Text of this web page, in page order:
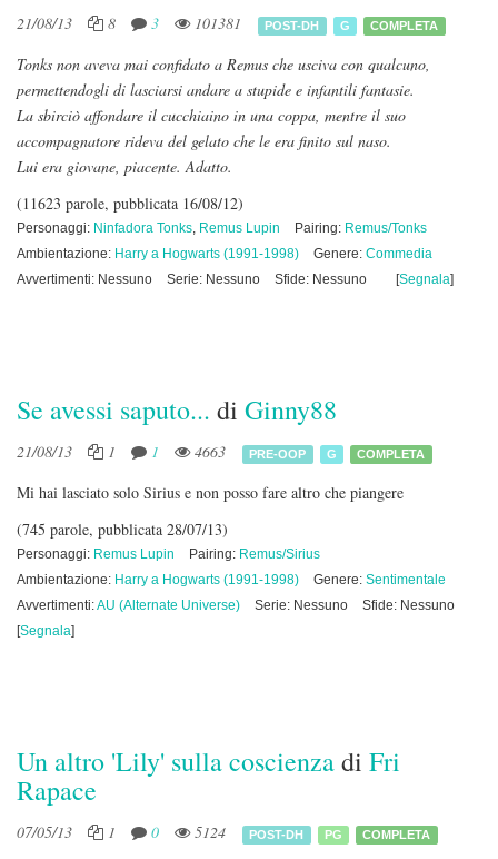
21/08/13 8 3 101381 POST-DH G COMPLETA
Tonks non aveva mai confidato a Remus che usciva con qualcuno,
permettendogli di lasciarsi andare a stupide e infantili fantasie.
La sbirciò affondare il cucchiaino in una coppa, mentre il suo
accompagnatore rideva del gelato che le era finito sul naso.
Lui era giovane, piacente. Adatto.
(11623 parole, pubblicata 16/08/12)
Personaggi: Ninfadora Tonks, Remus Lupin Pairing: Remus/Tonks
Ambientazione: Harry a Hogwarts (1991-1998) Genere: Commedia
Avvertimenti: Nessuno
Serie: Nessuno Sfide: Nessuno [Segnala]
Se avessi saputo... di Ginny88
21/08/13 1 1 4663 PRE-OOP G COMPLETA
Mi hai lasciato solo Sirius e non posso fare altro che piangere
(745 parole, pubblicata 28/07/13)
Personaggi: Remus Lupin Pairing: Remus/Sirius
Ambientazione: Harry a Hogwarts (1991-1998) Genere: Sentimentale
Avvertimenti:AU (Alternate Universe) Serie: Nessuno
Sfide: Nessuno
[Segnala]
Un altro 'Lily' sulla coscienzadi Fri
Rapace
07/05/13 1 0 5124 POST-DH PG COMPLETA